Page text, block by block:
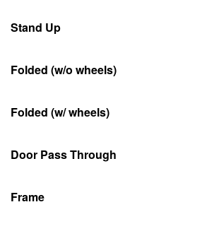
Stand Up
Folded (w/o wheels)
Folded (w/ wheels)
Door Pass Through
Frame